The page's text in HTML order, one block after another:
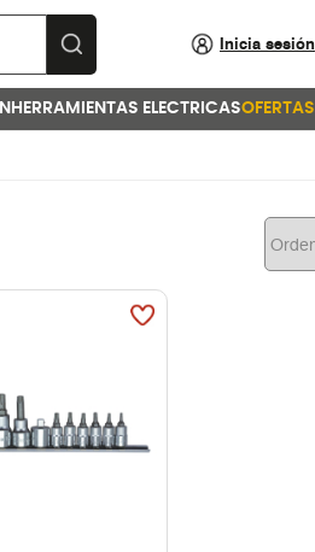
Inicia sesión
HERRAMIENTAS ELECTRICASOFERTAS